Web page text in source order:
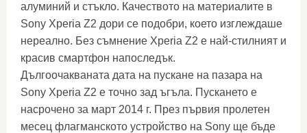
алуминий и стъкло. Качеството на материалите в
Sony Xperia Z2 дори се подобри, което изглеждаше
нереално. Без съмнение Xperia Z2 е най-стилният и
красив смартфон напоследък.
Дългоочакваната дата на пускане на пазара на
Sony Xperia Z2 е точно зад ъгъла. Пускането е
насрочено за март 2014 г. През първия пролетен
месец флагманското устройство на Sony ще бъде